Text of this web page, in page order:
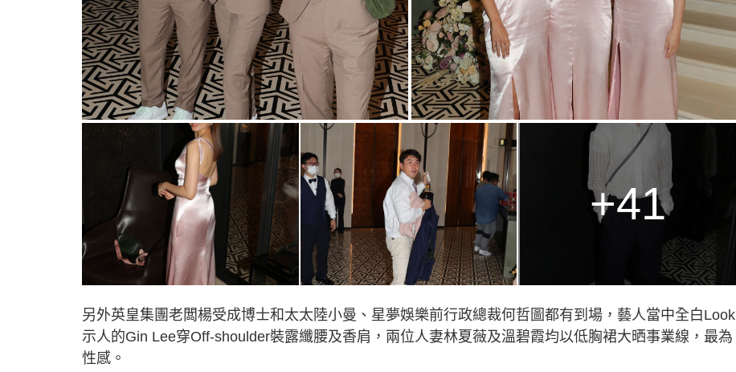
+41
另外英皇集團老闆楊受成博士和太太陸小曼、星夢娛樂前行政總裁何哲圖都有到場，藝人當中全白Look
示人的Gin Lee穿Off-shoulder裝露纖腰及香肩，兩位人妻林夏薇及溫碧霞均以低胸裙大晒事業線，最為
性感。